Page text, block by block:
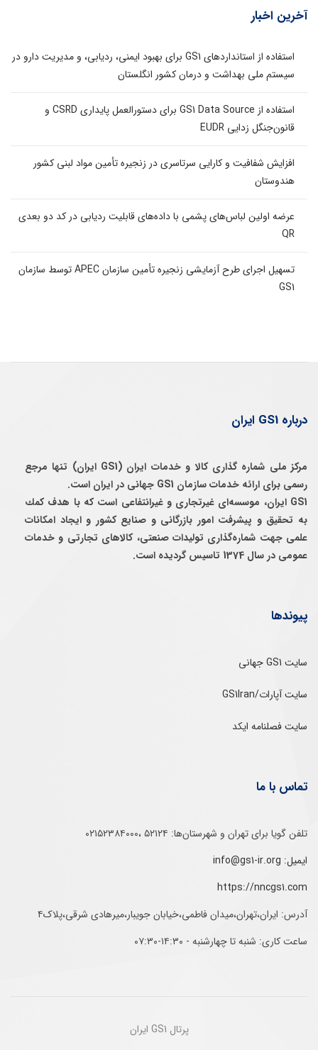
آخرین اخبار
استفاده از استانداردهای GS1 برای بهبود ایمنی، ردیابی، و مدیریت دارو در
سیستم ملی بهداشت و درمان کشور انگلستان
استفاده از GS1 Data Source برای دستورالعمل پایداری CSRD و
قانون‌جنگل زدایی EUDR
افزایش شفافیت و کارایی سرتاسری در زنجیره تأمین مواد لبنی کشور
هندوستان
عرضه اولین لباس‌های پشمی با داده‌های قابلیت ردیابی در کد دو بعدی
QR
تسهیل اجرای طرح آزمایشی زنجیره تأمین سازمان APEC توسط سازمان
GS1
درباره GS1 ایران
مرکز ملی شماره گذاری کالا و خدمات ایران (GS1 ایران) تنها مرجع
رسمی برای ارائه خدمات سازمان GS1 جهانی در ایران است.
GS1 ایران، موسسه‌ای غيرتجاری و غيرانتفاعی است كه با هدف كمك
به تحقيق و پيشرفت امور بازرگانی و صنايع كشور و ايجاد امكانات
علمی جهت شماره‌گذاری توليدات صنعتی، كالاهای تجارتی و خدمات
عمومی در سال 1374 تاسيس گرديده است.
پیوندها
سایت GS1 جهانی
سایت آپارات/GS1Iran
سایت فصلنامه ایکد
تماس با ما
تلفن‌ گویا برای‌ تهران‌‌ و‌ شهرستان‌ها:‌ ۵۲۱۲۴ ،۰۲۱۵۲۳۸۴۰۰۰
ایمیل: info@gs1-ir.org
https://nncgs1.com
آدرس: ایران،تهران،میدان فاطمی،خیابان جویبار،میرهادی شرقی،پلاک۴
ساعت کاری: شنبه تا چهارشنبه - ۱۴:۳۰-۰۷:۳۰
پرتال GS1 ایران